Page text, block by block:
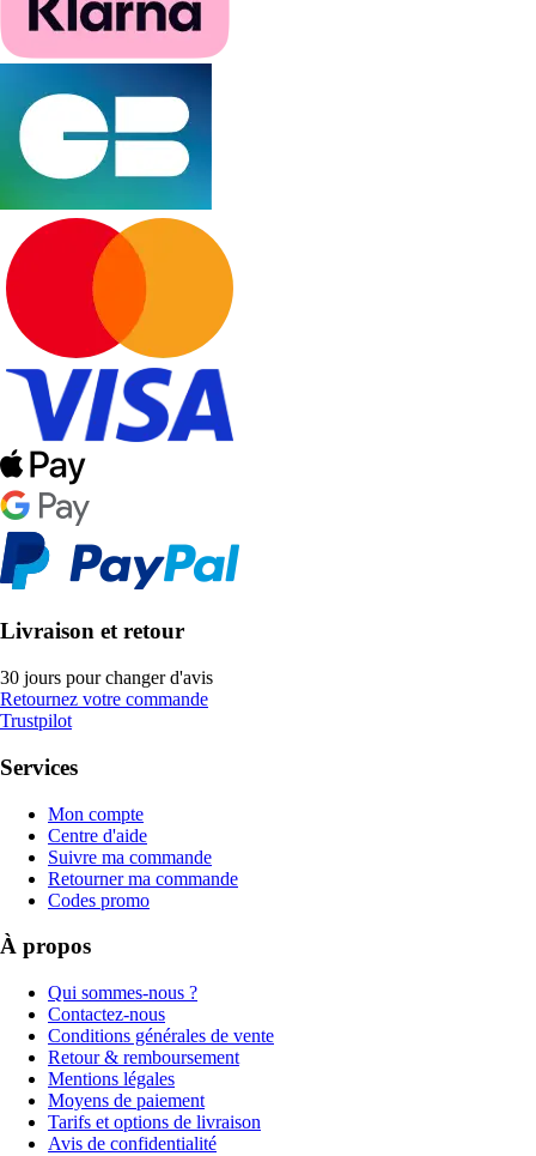
Livraison et retour
30 jours pour changer d'avis
Retournez votre commande
Trustpilot
Services
Mon compte
Centre d'aide
Suivre ma commande
Retourner ma commande
Codes promo
À propos
Qui sommes-nous ?
Contactez-nous
Conditions générales de vente
Retour & remboursement
Mentions légales
Moyens de paiement
Tarifs et options de livraison
Avis de confidentialité